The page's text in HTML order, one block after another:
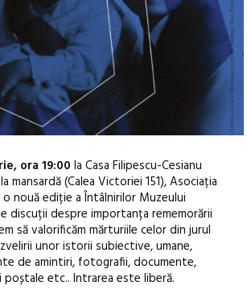
ora 19:00 la Casa Filipescu-Cesianu
mansardă (Calea Victoriei 151), Asociația
nouă ediție a Întâlnirilor Muzeului
discuții despre importanța rememorării
să valorificăm mărturiile celor din jurul
unor istorii subiective, umane,
de amintiri, fotografii, documente,
etc.. Intrarea este liberă.